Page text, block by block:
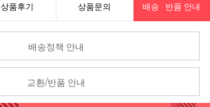
상품후기 상품문의 배송 · 반품 안내
배송정책 안내
교환/반품 안내